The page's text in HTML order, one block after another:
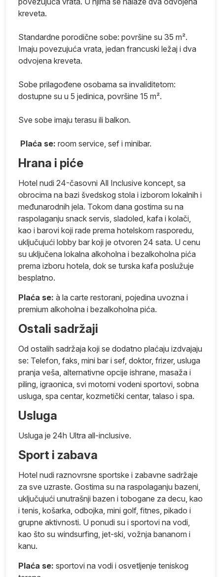
kreveta.
Standardne porodične sobe: površine su 35 m².
Imaju povezujuća vrata, jedan francuski ležaj i dva
odvojena kreveta.
Sobe prilagođene osobama sa invaliditetom:
dostupne su u 5 jedinica, površine 15 m².
Sve sobe imaju terasu ili balkon.
Plaća se: room service, sef i minibar.
Hrana i piće
Hotel nudi 24-časovni All Inclusive koncept, sa
obrocima na bazi švedskog stola i izborom lokalnih i
međunarodnih jela. Tokom dana gostima su na
raspolaganju snack servis, sladoled, kafa i kolači,
kao i barovi koji rade prema hotelskom rasporedu,
uključujući lobby bar koji je otvoren 24 sata. U cenu
su uključena lokalna alkoholna i bezalkoholna pića
prema izboru hotela, dok se turska kafa poslužuje
besplatno.
Plaća se: à la carte restorani, pojedina uvozna i
premium alkoholna i bezalkoholna pića.
Ostali sadržaji
Od ostalih sadržaja koji se dodatno plaćaju izdvajaju
se: Telefon, faks, mini bar i sef, doktor, frizer, usluga
pranja veša, alternativne opcije ishrane, masaža i
piling, igraonica, svi motorni vodeni sportovi, sobna
usluga, spa centar, kozmetički centar, talaso i spa.
Usluga
Usluga je 24h Ultra all-inclusive.
Sport i zabava
Hotel nudi raznovrsne sportske i zabavne sadržaje
za sve uzraste. Gostima su na raspolaganju bazeni,
uključujući unutrašnji bazen i tobogane za decu, kao
i tenis, košarka, odbojka, mini golf, fitnes, pikado i
grupne aktivnosti. U ponudi su i sportovi na vodi,
kao što su windsurfing, jet-ski, vožnja bananom i
kanu.
Plaća se: sportovi na vodi i osvetljenje teniskog